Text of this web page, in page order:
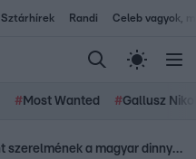
Sztárhírek Randi Celeb vagyok,
# Most Wanted #Gallusz
Dupla szívvel üzent szerelmének a magyar dinnyemágus